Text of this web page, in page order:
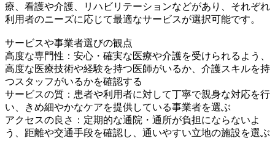
療、看護や介護、リハビリテーションなどがあり、それぞれ
利用者のニーズに応じて最適なサービスが選択可能です。
サービスや事業者選びの観点
高度な専門性：安心・確実な医療や介護を受けられるよう、
高度な医療技術や経験を持つ医師がいるか、介護スキルを持
つスタッフがいるかを確認する
サービスの質：患者や利用者に対して丁寧で親身な対応を行
い、きめ細やかなケアを提供している事業者を選ぶ
アクセスの良さ：定期的な通院・通所が負担にならないよ
う、距離や交通手段を確認し、通いやすい立地の施設を選ぶ